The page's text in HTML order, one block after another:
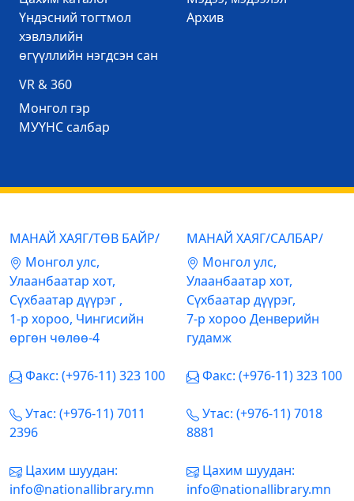
Үндэсний тогтмол
хэвлэлийн
өгүүллийн нэгдсэн сан
Архив
VR & 360
Mонгол гэр
МУҮНС салбар
МАНАЙ ХАЯГ/ТӨВ БАЙР/
Mонгол улс,
Улаанбаатар хот,
Сүхбаатар дүүрэг ,
1-р хороо, Чингисийн
өргөн чөлөө-4
Факс: (+976-11) 323 100
Утас: (+976-11) 7011
2396
Цахим шуудан:
info@nationallibrary.mn
МАНАЙ ХАЯГ/САЛБАР/
Mонгол улс,
Улаанбаатар хот,
Сүхбаатар дүүрэг,
7-р хороо Денверийн
гудамж
Факс: (+976-11) 323 100
Утас: (+976-11) 7018
8881
Цахим шуудан:
info@nationallibrary.mn